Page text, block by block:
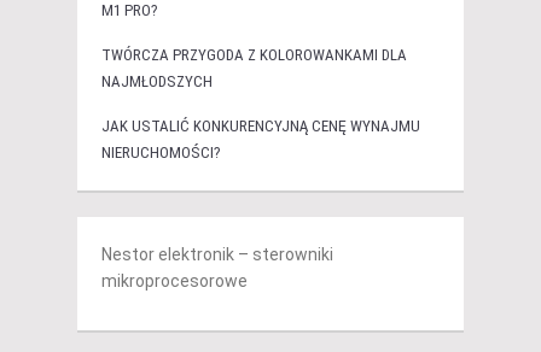
M1 PRO?
TWÓRCZA PRZYGODA Z KOLOROWANKAMI DLA
NAJMŁODSZYCH
JAK USTALIĆ KONKURENCYJNĄ CENĘ WYNAJMU
NIERUCHOMOŚCI?
Nestor elektronik – sterowniki
mikroprocesorowe